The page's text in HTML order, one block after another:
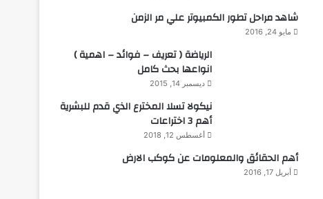
شاهد مراحل تطور الكمبيوتر علي مر الزمن
مايو 24, 2016
الرياضة ( تعريف – فوائد – اهمية )
انواعها بحث كامل
ديسمبر 14, 2015
نيكولا تسلا المخترع الذي قدم للبشرية
أهم 3 اختراعات
أغسطس 12, 2018
أهم الحقائق والمعلومات عن كوكب الارض
أبريل 17, 2016